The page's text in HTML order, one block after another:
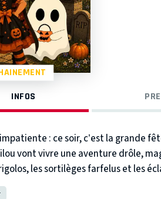
INFOS
: ce soir, c’est la grande
vont vivre une aventure drôle,
les sortilèges farfelus et les
pour les petits monstres de 3 à 10